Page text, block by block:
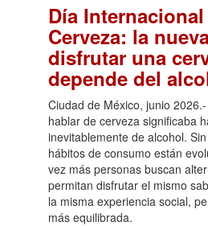
Día
Cerveza: la
disfrutar una
depende del
Ciudad de México, junio
hablar de cerveza significaba
inevitablemente de alcohol.
hábitos de consumo están
vez más personas buscan
permitan disfrutar el mismo
la misma experiencia social,
más equilibrada.